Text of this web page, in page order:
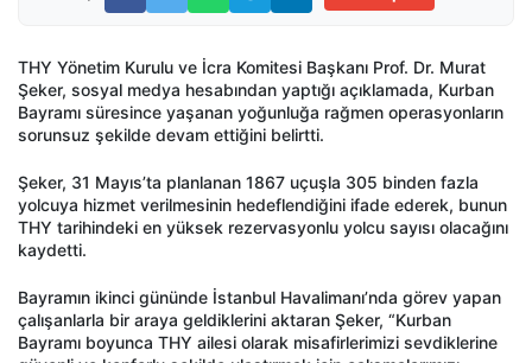
THY Yönetim Kurulu ve İcra Komitesi Başkanı Prof. Dr. Murat
Şeker, sosyal medya hesabından yaptığı açıklamada, Kurban
Bayramı süresince yaşanan yoğunluğa rağmen operasyonların
sorunsuz şekilde devam ettiğini belirtti.
Şeker, 31 Mayıs’ta planlanan 1867 uçuşla 305 binden fazla
yolcuya hizmet verilmesinin hedeflendiğini ifade ederek, bunun
THY tarihindeki en yüksek rezervasyonlu yolcu sayısı olacağını
kaydetti.
Bayramın ikinci gününde İstanbul Havalimanı’nda görev yapan
çalışanlarla bir araya geldiklerini aktaran Şeker, “Kurban
Bayramı boyunca THY ailesi olarak misafirlerimizi sevdiklerine